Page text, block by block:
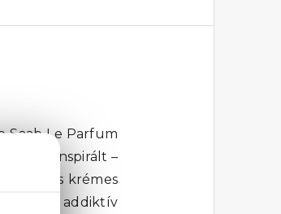
Saab Le Parfum
inspirált –
és krémes
addiktív